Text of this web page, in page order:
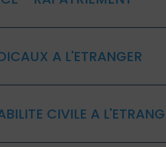
A L'ETRANGER
CIVILE A